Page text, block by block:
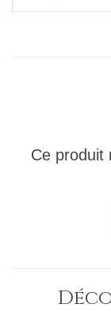
Ce produit